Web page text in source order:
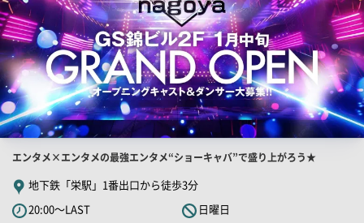
店
舗
PR
キ
エンタメ×エンタメの最強エンタメ“ショーキャバ”で盛り上がろう★
地下鉄「栄駅」1番出口から徒歩3分
20:00～LAST
日曜日